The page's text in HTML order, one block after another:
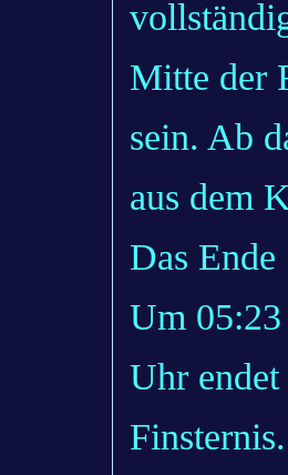
Mitte der
sein. Ab
aus dem
Das Ende
Um
Uhr